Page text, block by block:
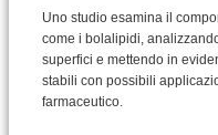
Uno studio esamina il
come i bolalipidi,
superfici e mettendo in
stabili con possibili
farmaceutico.